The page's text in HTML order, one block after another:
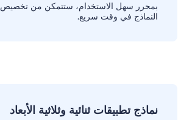
بمحرر سهل الاستخدام، ستتمكن من تخصيص
النماذج في وقت سريع.
نماذج تطبيقات ثنائية وثلاثية الأبعاد